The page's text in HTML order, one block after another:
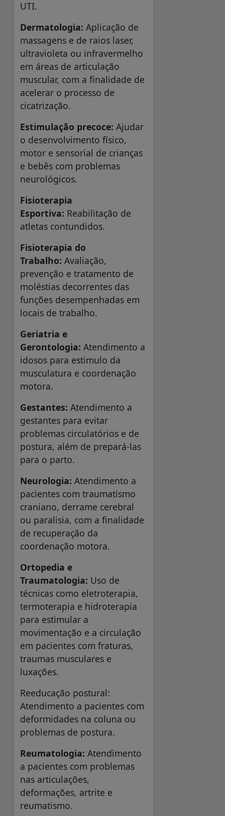
UTI.
Dermatologia: Aplicação de
massagens e de raios laser,
ultravioleta ou infravermelho
em áreas de articulação
muscular, com a finalidade de
acelerar o processo de
cicatrização.
Estimulação precoce: Ajudar
o desenvolvimento físico,
motor e sensorial de crianças
e bebês com problemas
neurológicos.
Fisioterapia
Esportiva: Reabilitação de
atletas contundidos.
Fisioterapia do
Trabalho: Avaliação,
prevenção e tratamento de
moléstias decorrentes das
funções desempenhadas em
locais de trabalho.
Geriatria e
Gerontologia: Atendimento a
idosos para estimulo da
musculatura e coordenação
motora.
Gestantes: Atendimento a
gestantes para evitar
problemas circulatórios e de
postura, além de prepará-las
para o parto.
Neurologia: Atendimento a
pacientes com traumatismo
craniano, derrame cerebral
ou paralisia, com a finalidade
de recuperação da
coordenação motora.
Ortopedia e
Traumatologia: Uso de
técnicas como eletroterapia,
termoterapia e hidroterapia
para estimular a
movimentação e a circulação
em pacientes com fraturas,
traumas musculares e
luxações.
Reeducação postural:
Atendimento a pacientes com
deformidades na coluna ou
problemas de postura.
Reumatologia: Atendimento
a pacientes com problemas
nas articulações,
deformações, artrite e
reumatismo.